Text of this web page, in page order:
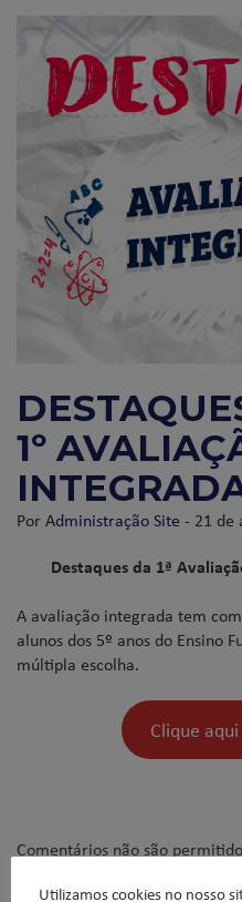
1º
PorAdministração Site - 21 de
Destaques da 1ª
A avaliação integrada tem
alunos dos 5º anos do Ensino
múltipla escolha.
Clique
Comentários não são
Utilizamos cookies no nosso